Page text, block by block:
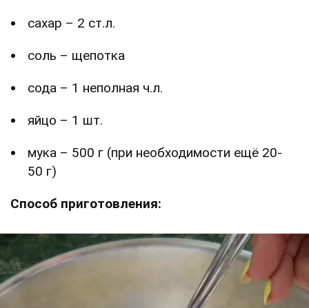
сахар – 2 ст.л.
соль – щепотка
сода – 1 неполная ч.л.
яйцо – 1 шт.
мука – 500 г (при необходимости ещё 20-
50 г)
Способ приготовления: